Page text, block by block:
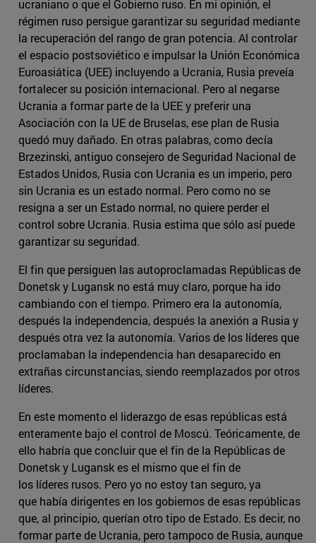
ucraniano o que el Gobierno ruso. En mi opinión, el
régimen ruso persigue garantizar su seguridad mediante
la recuperación del rango de gran potencia. Al controlar
el espacio postsoviético e impulsar la Unión Económica
Euroasiática (UEE) incluyendo a Ucrania, Rusia preveía
fortalecer su posición internacional. Pero al negarse
Ucrania a formar parte de la UEE y preferir una
Asociación con la UE de Bruselas, ese plan de Rusia
quedó muy dañado. En otras palabras, como decía
Brzezinski, antiguo consejero de Seguridad Nacional de
Estados Unidos, Rusia con Ucrania es un imperio, pero
sin Ucrania es un estado normal. Pero como no se
resigna a ser un Estado normal, no quiere perder el
control sobre Ucrania. Rusia estima que sólo así puede
garantizar su seguridad.
El fin que persiguen las autoproclamadas Repúblicas de
Donetsk y Lugansk no está muy claro, porque ha ido
cambiando con el tiempo. Primero era la autonomía,
después la independencia, después la anexión a Rusia y
después otra vez la autonomía. Varios de los líderes que
proclamaban la independencia han desaparecido en
extrañas circunstancias, siendo reemplazados por otros
líderes.
En este momento el liderazgo de esas repúblicas está
enteramente bajo el control de Moscú. Teóricamente, de
ello habría que concluir que el fin de la Repúblicas de
Donetsk y Lugansk es el mismo que el fin de
los líderes rusos. Pero yo no estoy tan seguro, ya
que había dirigentes en los gobiernos de esas repúblicas
que, al principio, querían otro tipo de Estado. Es decir, no
formar parte de Ucrania, pero tampoco de Rusia, aunque